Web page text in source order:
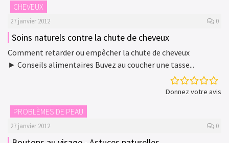
CHEVEUX
27 janvier 2012 0
Soins naturels contre la chute de cheveux
Comment retarder ou empêcher la chute de cheveux
► Conseils alimentaires Buvez au coucher une tasse...
Donnez votre avis
PROBLÈMES DE PEAU
27 janvier 2012 0